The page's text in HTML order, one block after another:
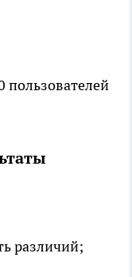
различий;